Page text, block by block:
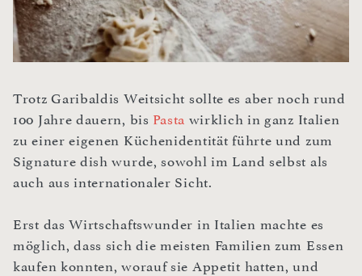
Trotz Garibaldis Weitsicht sollte es aber noch rund
100 Jahre dauern, bis Pasta wirklich in ganz Italien
zu einer eigenen Küchenidentität führte und zum
Signature dish wurde, sowohl im Land selbst als
auch aus internationaler Sicht.
Erst das Wirtschaftswunder in Italien machte es
möglich, dass sich die meisten Familien zum Essen
kaufen konnten, worauf sie Appetit hatten, und